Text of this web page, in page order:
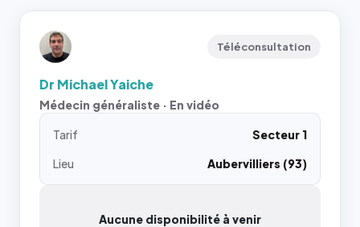
Téléconsultation
Dr Michael Yaiche
Médecin généraliste · En vidéo
Tarif
Secteur 1
Lieu
Aubervilliers (93)
Aucune disponibilité à venir